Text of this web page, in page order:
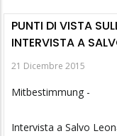
PUNTI DI VISTA
INTERVISTA A
21 Dicembre 2015
Mitbestimmung -
Intervista a Salvo